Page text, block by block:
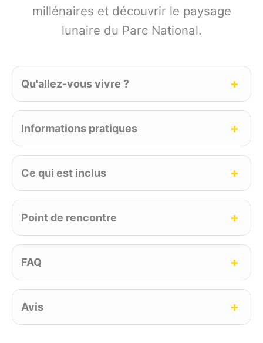
millénaires et découvrir le paysage
lunaire du Parc National.
Qu'allez-vous vivre ?
Informations pratiques
Ce qui est inclus
Point de rencontre
FAQ
Avis